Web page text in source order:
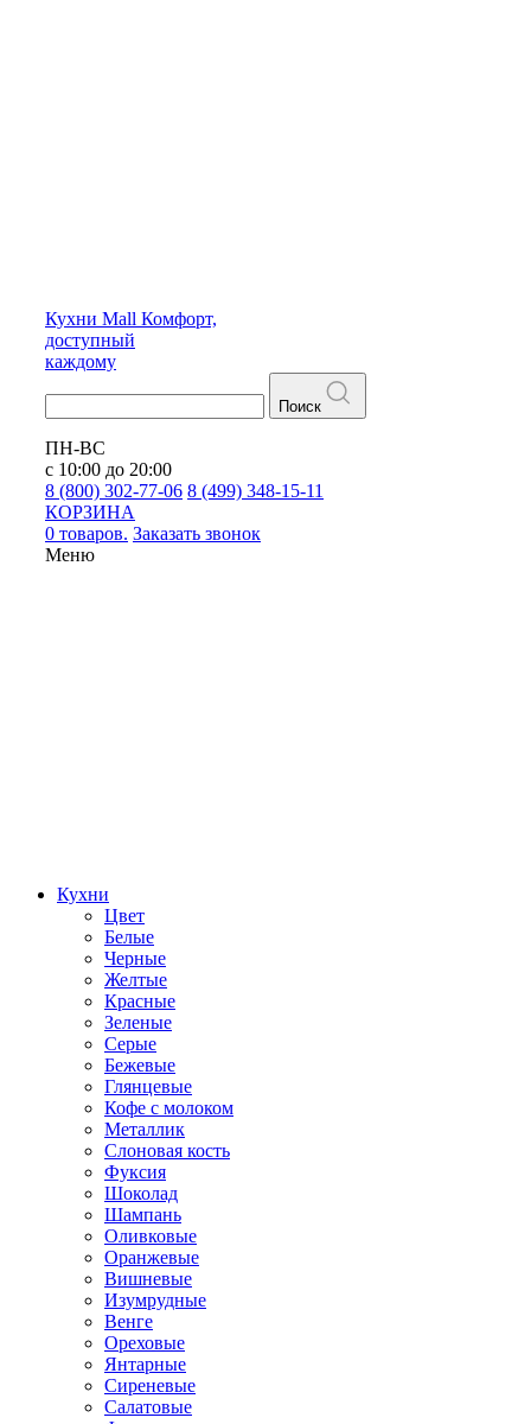
Кухни Mall Комфорт,
доступный
каждому
Поиск
ПН-ВС
с 10:00 до 20:00
8 (800) 302-77-06 8 (499) 348-15-11
КОРЗИНА
0 товаров. Заказать звонок
Меню
Кухни
Цвет
Белые
Черные
Желтые
Красные
Зеленые
Серые
Бежевые
Глянцевые
Кофе с молоком
Металлик
Слоновая кость
Фуксия
Шоколад
Шампань
Оливковые
Оранжевые
Вишневые
Изумрудные
Венге
Ореховые
Янтарные
Сиреневые
Салатовые